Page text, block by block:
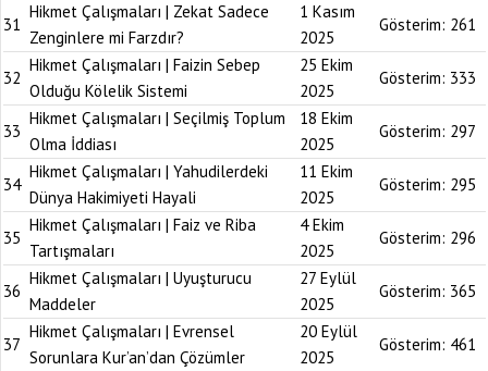
31
Hikmet Çalışmaları | Zekat Sadece
Zenginlere mi Farzdır?
1 Kasım
2025
Gösterim: 261
32
Hikmet Çalışmaları | Faizin Sebep
Olduğu Kölelik Sistemi
25 Ekim
2025
Gösterim: 333
33
Hikmet Çalışmaları | Seçilmiş Toplum
Olma İddiası
18 Ekim
2025
Gösterim: 297
34
Hikmet Çalışmaları | Yahudilerdeki
Dünya Hakimiyeti Hayali
11 Ekim
2025
Gösterim: 295
35
Hikmet Çalışmaları | Faiz ve Riba
Tartışmaları
4 Ekim
2025
Gösterim: 296
36
Hikmet Çalışmaları | Uyuşturucu
Maddeler
27 Eylül
2025
Gösterim: 365
37
Hikmet Çalışmaları | Evrensel
Sorunlara Kur’an’dan Çözümler
20 Eylül
2025
Gösterim: 461